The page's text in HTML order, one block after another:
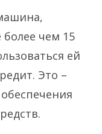
чем 15
ей
Это –